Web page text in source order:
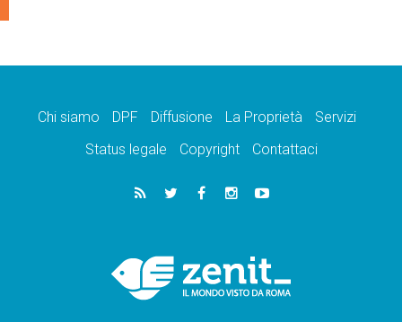
Chi siamo DPF Diffusione La Proprietà
Servizi
Status legale
Copyright Contattaci